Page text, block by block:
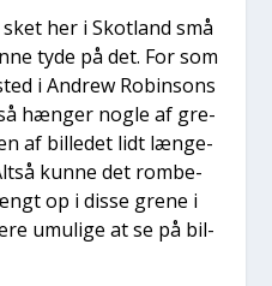
her i Skot­land små
tyde på det. For som
i Andrew Robin­sons
hæn­ger nog­le af gre­
af bil­le­det lidt læn­ge­
kun­ne det rom­be­
op i dis­se gre­ne i
umu­li­ge at se på bil­